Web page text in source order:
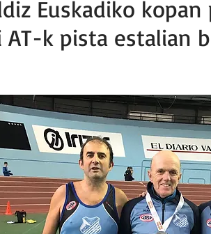
Euskadiko
AT-k pista estalian